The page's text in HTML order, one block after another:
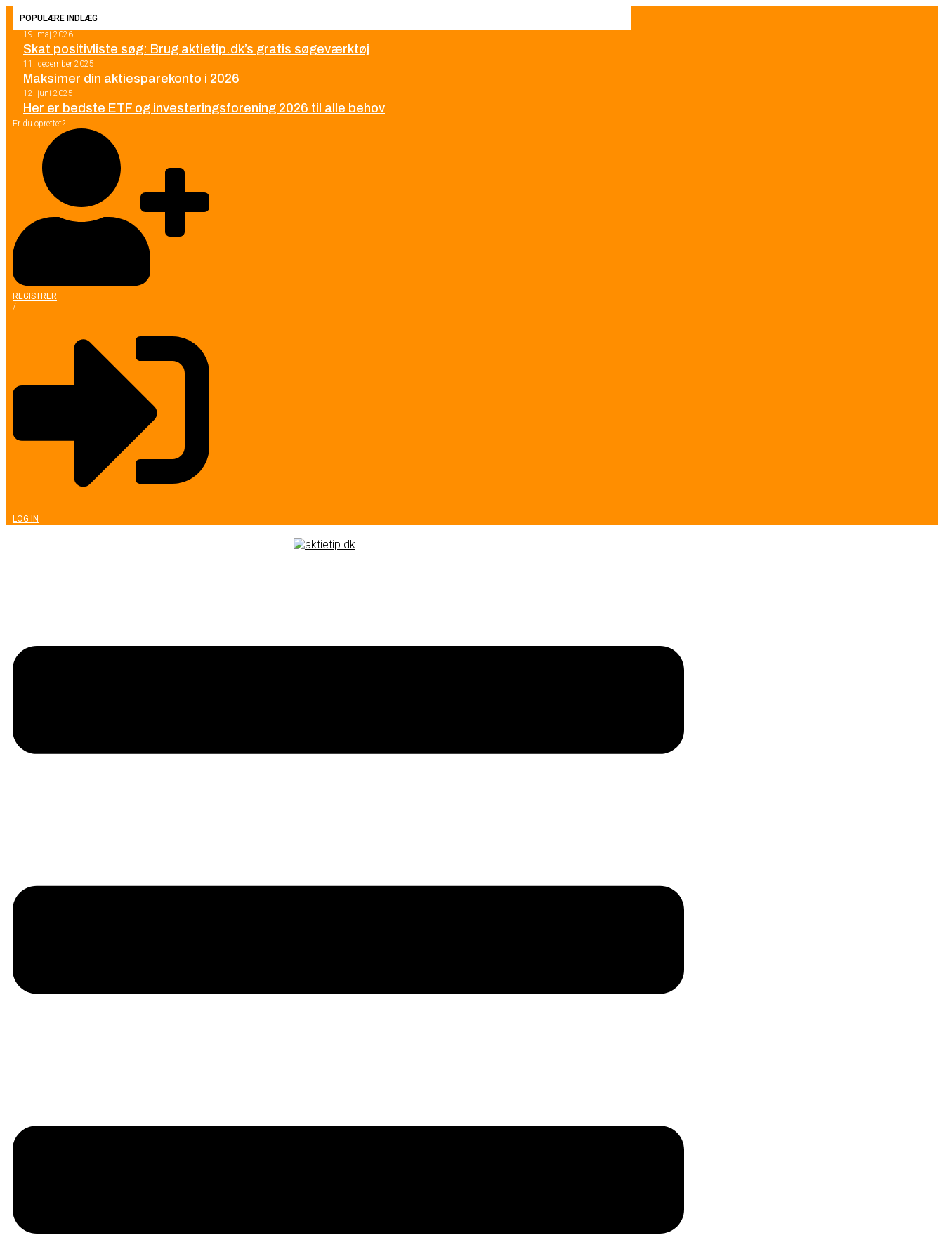
POPULÆRE INDLÆG
19. maj 2026
Skat positivliste søg: Brug aktietip.dk’s gratis søgeværktøj
11. december 2025
Maksimer din aktiesparekonto i 2026
12. juni 2025
Her er bedste ETF og investeringsforening 2026 til alle behov
Er du oprettet?
REGISTRER
/
LOG IN